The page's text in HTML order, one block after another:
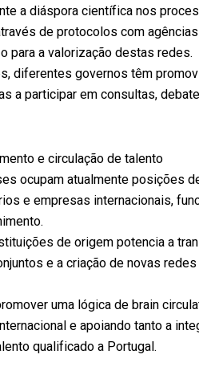
a diáspora científica nos
de protocolos com
para a valorização destas redes.
diferentes governos têm
a participar em consultas,
e circulação de talento
ocupam atualmente posições
e empresas internacionais,
de origem potencia a
e a criação de novas
uma lógica de brain
e apoiando tanto a
qualificado a Portugal.